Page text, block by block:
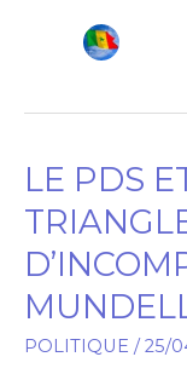
LE PDS
POLITIQUE / 25/
LE
PDS
ET
l’APR
FACE
AU